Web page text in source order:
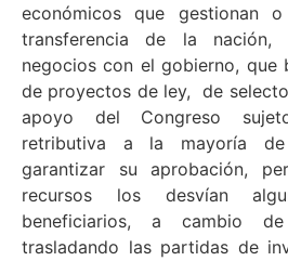
económicos que gestionan
transferencia de la nación,
negocios con el gobierno, que
de proyectos de ley, de
apoyo del Congreso
retributiva a la mayoría de
garantizar su aprobación,
recursos los desvían
beneficiarios, a cambio
trasladando las partidas de